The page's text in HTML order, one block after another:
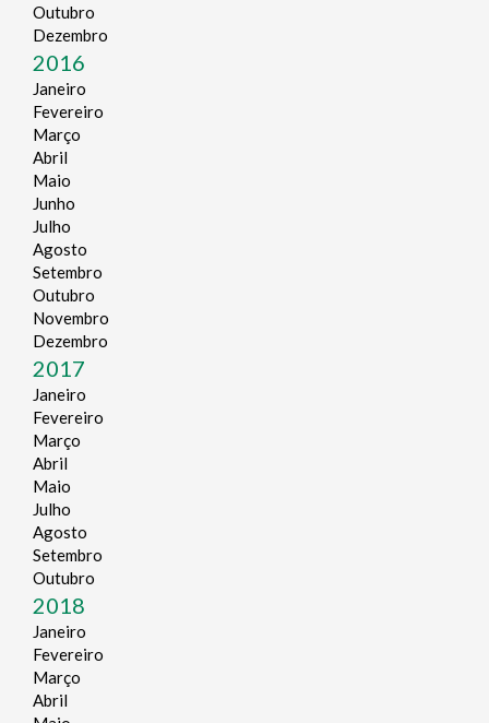
Outubro
Dezembro
2016
Janeiro
Fevereiro
Março
Abril
Maio
Junho
Julho
Agosto
Setembro
Outubro
Novembro
Dezembro
2017
Janeiro
Fevereiro
Março
Abril
Maio
Julho
Agosto
Setembro
Outubro
2018
Janeiro
Fevereiro
Março
Abril